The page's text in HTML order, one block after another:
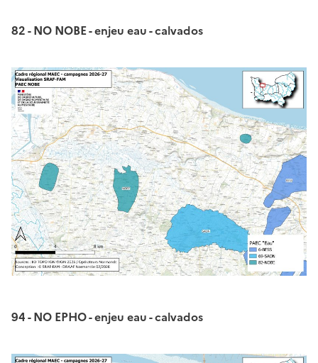
82 - NO NOBE - enjeu eau - calvados
94 - NO EPHO - enjeu eau - calvados